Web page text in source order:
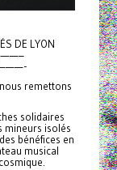
DE LYON
remettons
solidaires
mineurs isolés
bénéfices en
musical